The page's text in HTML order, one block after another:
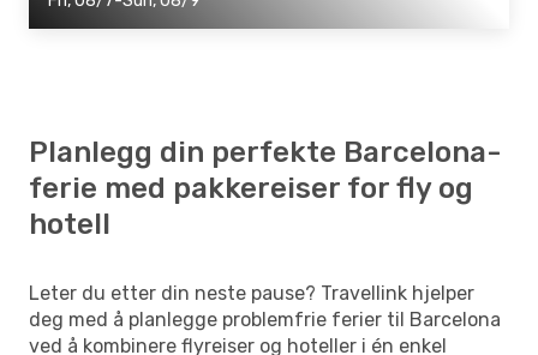
Planlegg din perfekte Barcelona-
ferie med pakkereiser for fly og
hotell
Leter du etter din neste pause? Travellink hjelper
deg med å planlegge problemfrie ferier til Barcelona
ved å kombinere flyreiser og hoteller i én enkel